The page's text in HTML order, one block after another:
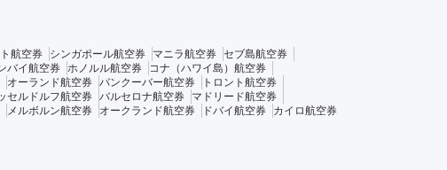
航空券 シンガポール航空券 マニラ航空券 セブ島航空券
バイ航空券 ホノルル航空券
コナ（ハワイ島）航空券
オーランド航空券 バンクーバー航空券
トロント航空券
セルドルフ航空券 バルセロナ航空券
マドリード航空券
メルボルン航空券 オークランド航空券 ドバイ航空券 カイロ航空券